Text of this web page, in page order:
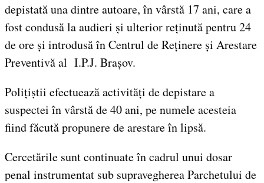
depistată una dintre autoare, în vârstă 17 ani, care a
fost condusă la audieri și ulterior reținută pentru 24
de ore și introdusă în Centrul de Reținere și Arestare
Preventivă al I.P.J. Brașov.
Polițiștii efectuează activități de depistare a
suspectei în vârstă de 40 ani, pe numele acesteia
fiind făcută propunere de arestare în lipsă.
Cercetările sunt continuate în cadrul unui dosar
penal instrumentat sub supravegherea Parchetului de